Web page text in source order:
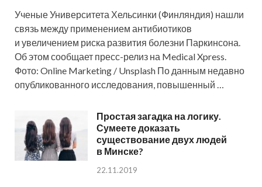
Ученые Университета Хельсинки (Финляндия) нашли
связь между применением антибиотиков
и увеличением риска развития болезни Паркинсона.
Об этом сообщает пресс-релиз на Medical Xpress.
Фото: Online Marketing / Unsplash По данным недавно
опубликованного исследования, повышенный …
Простая загадка на логику.
Сумеете доказать
существование двух людей
в Минске?
22.11.2019